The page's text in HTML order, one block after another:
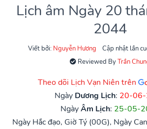
Lịch âm Ngày 20
2044
Viết bởi: Nguyễn Hương
Cập nhật lần
Reviewed ByTrần
Theo dõi Lịch Vạn Niên trên
Ngày Dương Lịch: 20-
NgàyÂm Lịch: 25-05-
Ngày Hắc đạo, Giờ Tý (00G), Ngày